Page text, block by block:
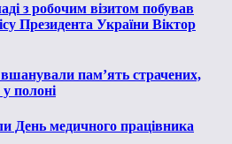
з робочим візитом побував
Президента України Віктор
пам’ять страчених,
полоні
День медичного працівника